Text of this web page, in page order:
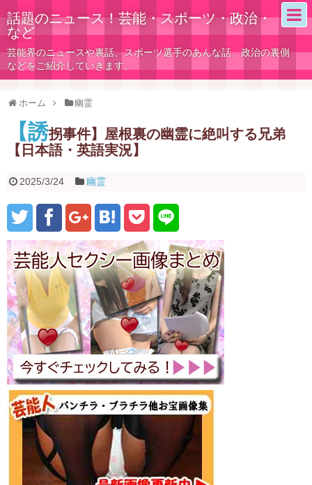
話題のニュース！芸能・スポーツ・政治・
など
芸能界のニュースや裏話、スポーツ選手のあんな話、政治の裏側
などをご紹介していきます。
ホーム 幽霊
【誘拐事件】屋根裏の幽霊に絶叫する兄弟
【日本語・英語実況】
2025/3/24 幽霊